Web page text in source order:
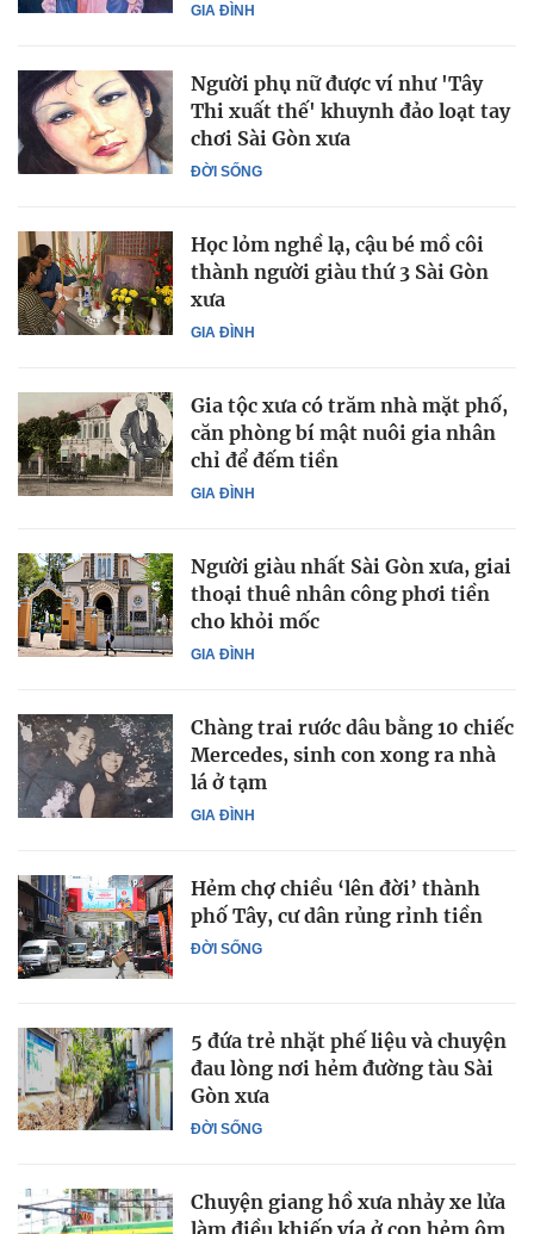
GIA ĐÌNH
ĐỜI SỐNG
Người phụ nữ được ví như 'Tây
Thi xuất thế' khuynh đảo loạt tay
chơi Sài Gòn xưa
GIA ĐÌNH
Học lỏm nghề lạ, cậu bé mồ côi
thành người giàu thứ 3 Sài Gòn
xưa
GIA ĐÌNH
Gia tộc xưa có trăm nhà mặt phố,
căn phòng bí mật nuôi gia nhân
chỉ để đếm tiền
GIA ĐÌNH
Người giàu nhất Sài Gòn xưa, giai
thoại thuê nhân công phơi tiền
cho khỏi mốc
GIA ĐÌNH
Chàng trai rước dâu bằng 10 chiếc
Mercedes, sinh con xong ra nhà
lá ở tạm
ĐỜI SỐNG
Hẻm chợ chiều ‘lên đời’ thành
phố Tây, cư dân rủng rỉnh tiền
ĐỜI SỐNG
5 đứa trẻ nhặt phế liệu và chuyện
đau lòng nơi hẻm đường tàu Sài
Gòn xưa
Chuyện giang hồ xưa nhảy xe lửa
làm điều khiếp vía ở con hẻm ôm